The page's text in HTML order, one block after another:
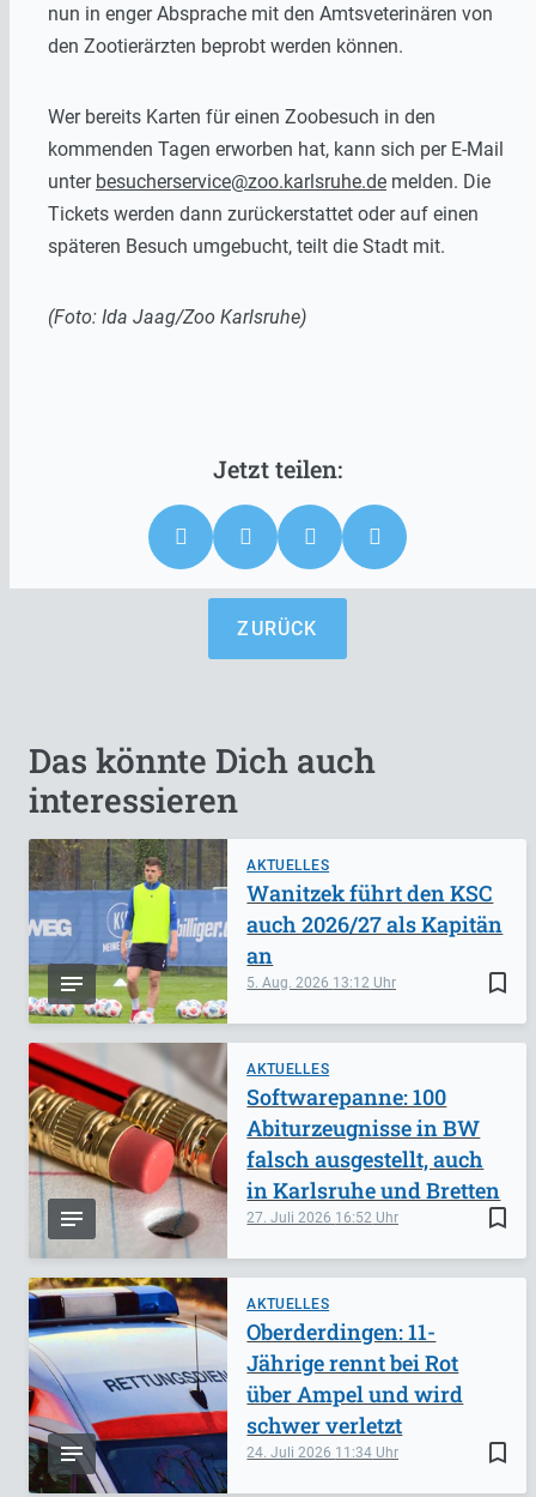
nun in enger Absprache mit den Amtsveterinären von
den Zootierärzten beprobt werden können.
Wer bereits Karten für einen Zoobesuch in den
kommenden Tagen erworben hat, kann sich per E-Mail
unter besucherservice@zoo.karlsruhe.de melden. Die
Tickets werden dann zurückerstattet oder auf einen
späteren Besuch umgebucht, teilt die Stadt mit.
(Foto: Ida Jaag/Zoo Karlsruhe)
ZURÜCK
Das könnte Dich auch
interessieren
AKTUELLES
bookmark_border
5. Aug. 2026 13:12
Wanitzek führt den KSC
auch 2026/27 als Kapitän
an
AKTUELLES
bookmark_border
27. Juli 2026 16:52
Softwarepanne: 100
Abiturzeugnisse in BW
falsch ausgestellt, auch
in Karlsruhe und Bretten
AKTUELLES
bookmark_border
24. Juli 2026 11:34
Oberderdingen: 11-
Jährige rennt bei Rot
über Ampel und wird
schwer verletzt